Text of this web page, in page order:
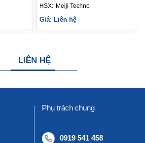
HSX: Meiji Techno
Giá: Liên hệ
LIÊN HỆ
Phụ trách chung
0919 541 458